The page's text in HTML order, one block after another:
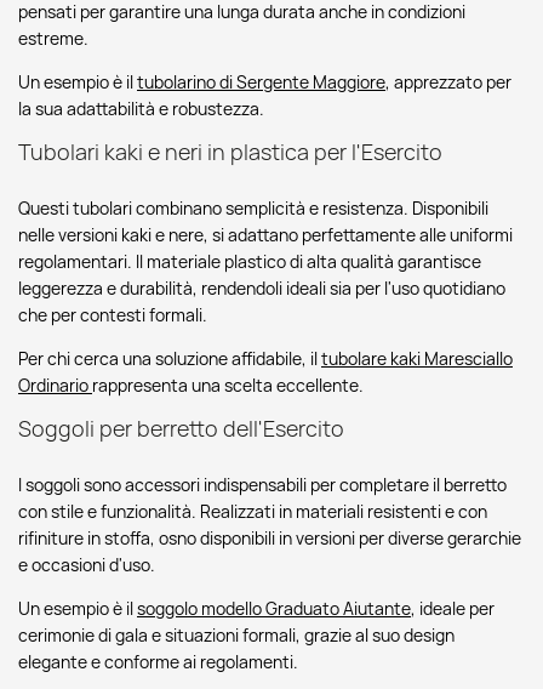
pensati per garantire una lunga durata anche in condizioni
estreme.
Un esempio è iltubolarino di Sergente Maggiore, apprezzato per
la sua adattabilità e robustezza.
Tubolari kaki e neri in plastica per l'Esercito
Questi tubolari combinano semplicità e resistenza. Disponibili
nelle versioni kaki e nere, si adattano perfettamente alle uniformi
regolamentari. Il materiale plastico di alta qualità garantisce
leggerezza e durabilità, rendendoli ideali sia per l'uso quotidiano
che per contesti formali.
Per chi cerca una soluzione affidabile, iltubolare kaki Maresciallo
Ordinario rappresenta una scelta eccellente.
Soggoli per berretto dell'Esercito
I soggoli sono accessori indispensabili per completare il berretto
con stile e funzionalità. Realizzati in materiali resistenti e con
rifiniture in stoffa, osno disponibili in versioni per diverse gerarchie
e occasioni d'uso.
Un esempio è ilsoggolo modello Graduato Aiutante, ideale per
cerimonie di gala e situazioni formali, grazie al suo design
elegante e conforme ai regolamenti.